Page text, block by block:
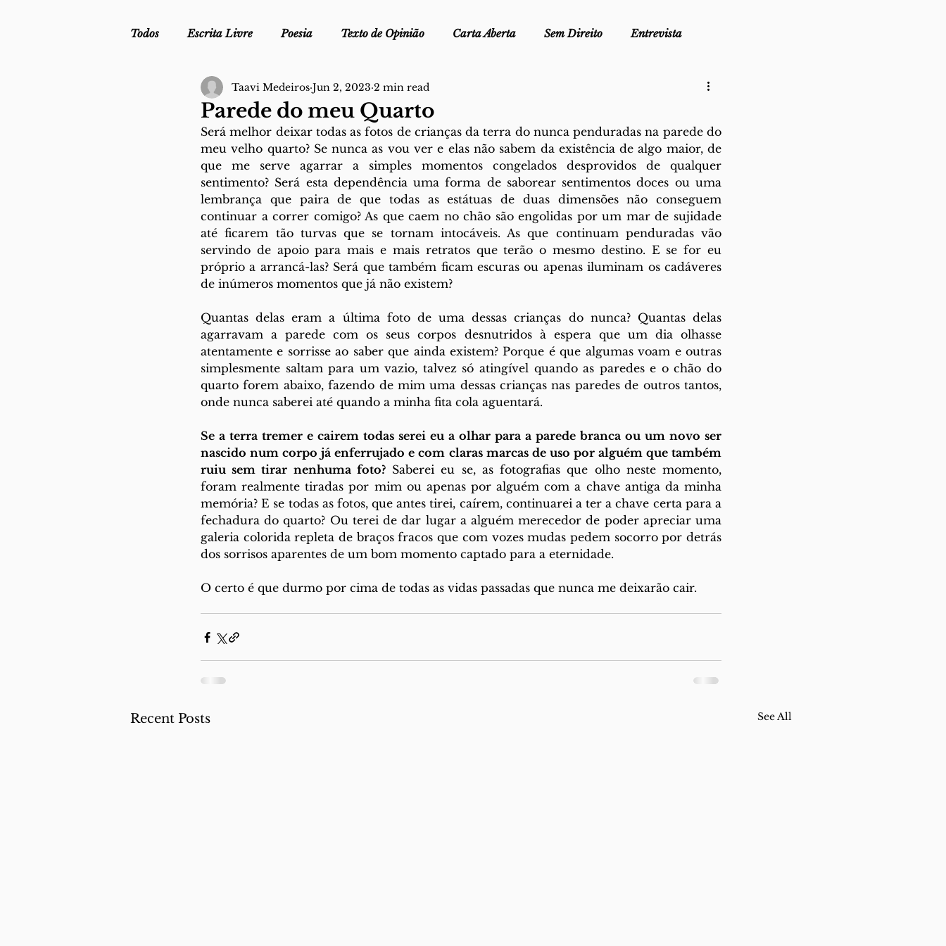
Todos Escrita Livre Poesia Texto de Opinião Carta Aberta Sem Direito Entrevista
Mergulho Profilático - Podcast Ofélia - Clube de Leitura Lembro-me que...
Mais Uma da Nova Escola da Lei Trocado por miúdos Dicionário Fora do Cartaz Direito ao Ponto
Sob Segredo de Justiça
Parede do meu Quarto
Taavi Medeiros Jun 2, 2023 2 min read
Será melhor deixar todas as fotos de crianças da terra do nunca penduradas na parede do
meu velho quarto? Se nunca as vou ver e elas não sabem da existência de algo maior, de
que me serve agarrar a simples momentos congelados desprovidos de qualquer
sentimento? Será esta dependência uma forma de saborear sentimentos doces ou uma
lembrança que paira de que todas as estátuas de duas dimensões não conseguem
continuar a correr comigo? As que caem no chão são engolidas por um mar de sujidade
até ficarem tão turvas que se tornam intocáveis. As que continuam penduradas vão
servindo de apoio para mais e mais retratos que terão o mesmo destino. E se for eu
próprio a arrancá-las? Será que também ficam escuras ou apenas iluminam os cadáveres
de inúmeros momentos que já não existem?
Quantas delas eram a última foto de uma dessas crianças do nunca? Quantas delas
agarravam a parede com os seus corpos desnutridos à espera que um dia olhasse
atentamente e sorrisse ao saber que ainda existem? Porque é que algumas voam e outras
simplesmente saltam para um vazio, talvez só atingível quando as paredes e o chão do
quarto forem abaixo, fazendo de mim uma dessas crianças nas paredes de outros tantos,
onde nunca saberei até quando a minha fita cola aguentará.
Se a terra tremer e cairem todas serei eu a olhar para a parede branca ou um novo ser
nascido num corpo já enferrujado e com claras marcas de uso por alguém que também
ruiu sem tirar nenhuma foto? Saberei eu se, as fotografias que olho neste momento,
foram realmente tiradas por mim ou apenas por alguém com a chave antiga da minha
memória? E se todas as fotos, que antes tirei, caírem, continuarei a ter a chave certa para a
fechadura do quarto? Ou terei de dar lugar a alguém merecedor de poder apreciar uma
galeria colorida repleta de braços fracos que com vozes mudas pedem socorro por detrás
dos sorrisos aparentes de um bom momento captado para a eternidade.
O certo é que durmo por cima de todas as vidas passadas que nunca me deixarão cair.
Recent Posts See All